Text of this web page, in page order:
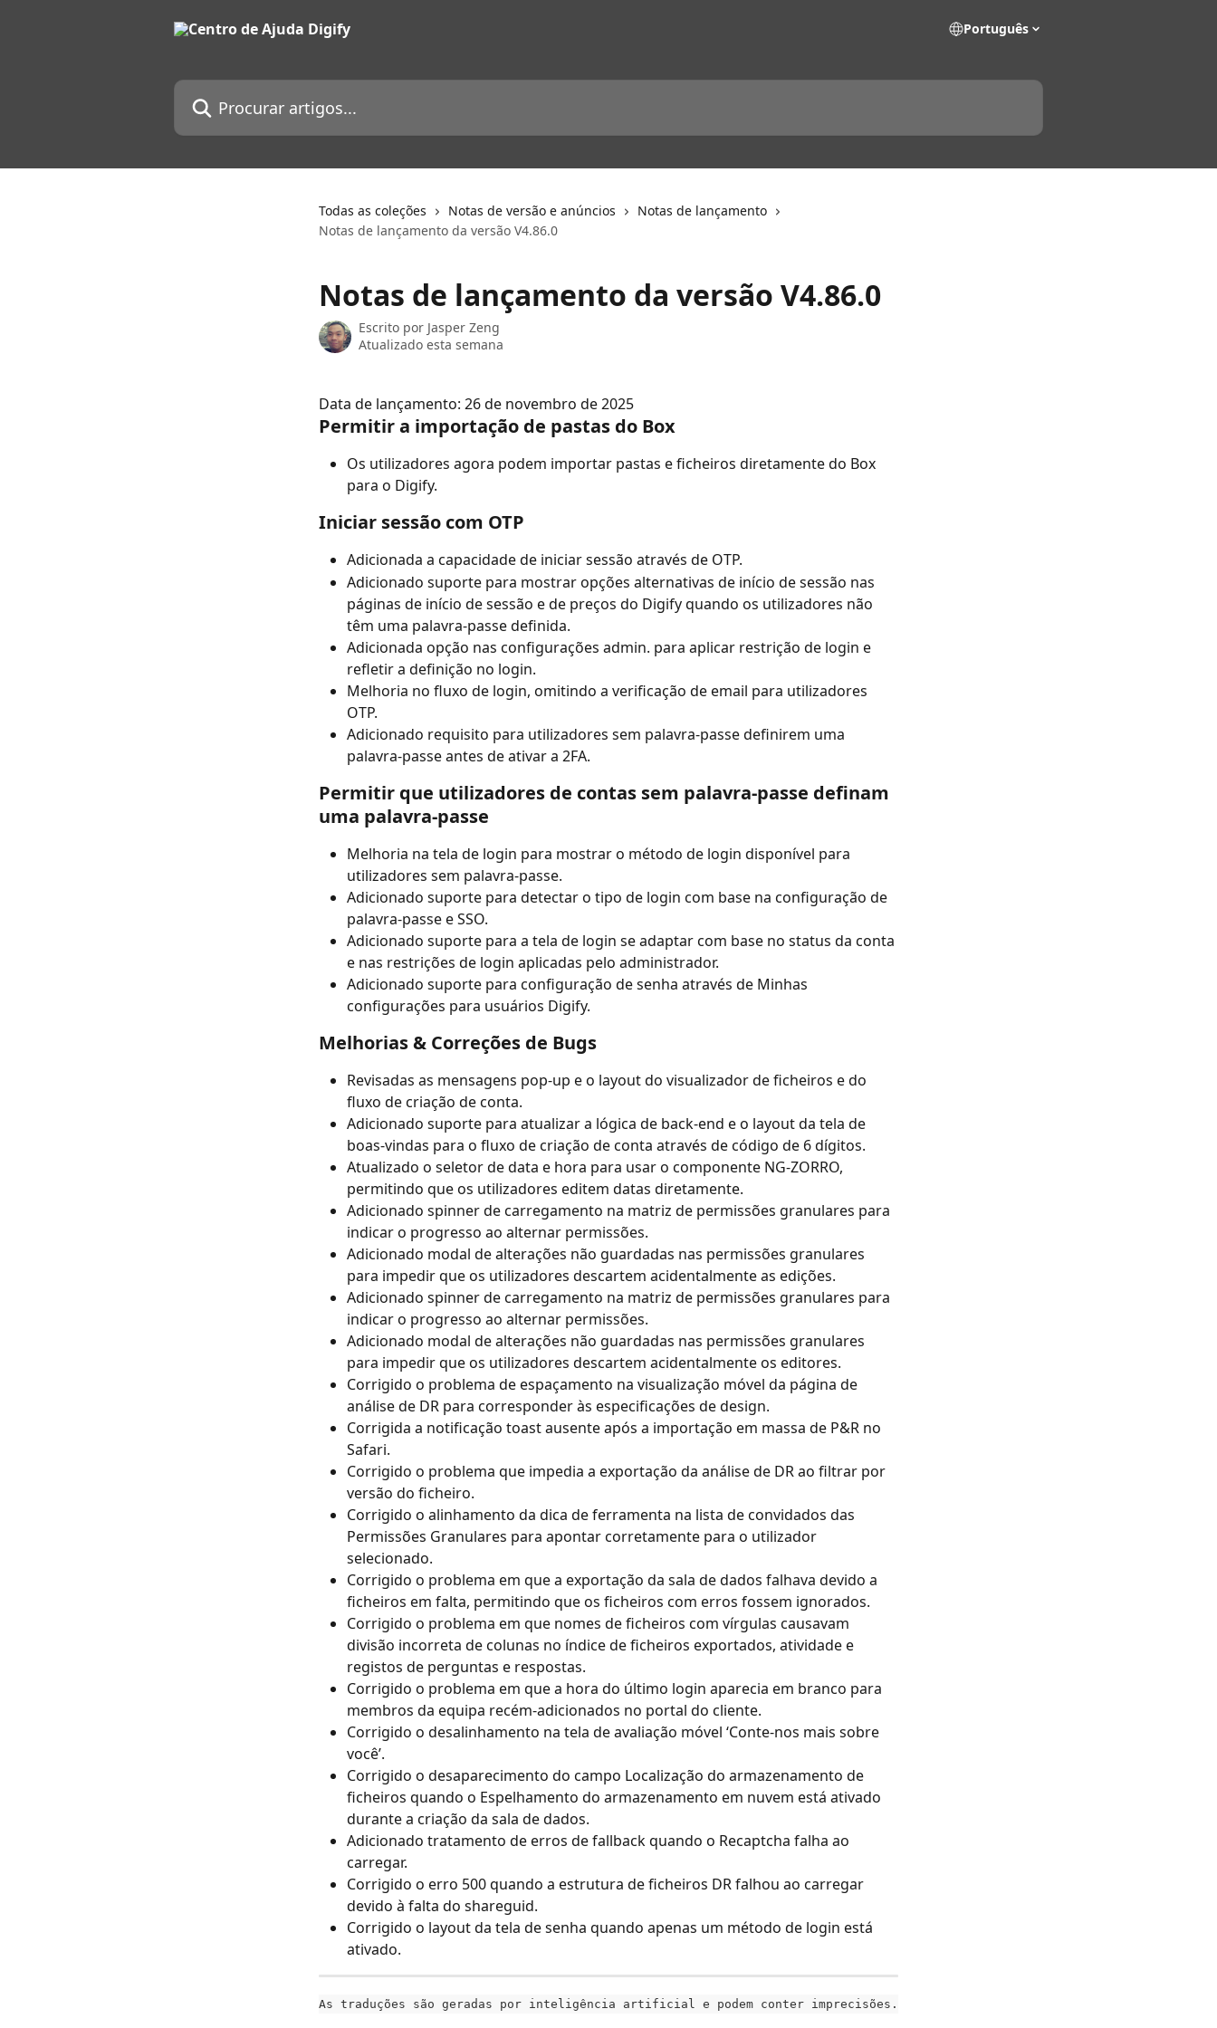
Português
Procurar artigos...
Todas as coleções Notas de versão e anúncios
Notas de lançamento
Notas de lançamento da versão V4.86.0
Notas de lançamento da versão V4.86.0
Escrito por Jasper Zeng
Atualizado esta semana
Data de lançamento: 26 de novembro de 2025
Permitir a importação de pastas do Box
Os utilizadores agora podem importar pastas e ficheiros diretamente do Box
para o Digify.
Iniciar sessão com OTP
Adicionada a capacidade de iniciar sessão através de OTP.
Adicionado suporte para mostrar opções alternativas de início de sessão nas
páginas de início de sessão e de preços do Digify quando os utilizadores não
têm uma palavra-passe definida.
Adicionada opção nas configurações admin. para aplicar restrição de login e
refletir a definição no login.
Melhoria no fluxo de login, omitindo a verificação de email para utilizadores
OTP.
Adicionado requisito para utilizadores sem palavra-passe definirem uma
palavra-passe antes de ativar a 2FA.
Permitir que utilizadores de contas sem palavra-passe definam
uma palavra-passe
Melhoria na tela de login para mostrar o método de login disponível para
utilizadores sem palavra-passe.
Adicionado suporte para detectar o tipo de login com base na configuração de
palavra-passe e SSO.
Adicionado suporte para a tela de login se adaptar com base no status da conta
e nas restrições de login aplicadas pelo administrador.
Adicionado suporte para configuração de senha através de Minhas
configurações para usuários Digify.
Melhorias & Correções de Bugs
Revisadas as mensagens pop-up e o layout do visualizador de ficheiros e do
fluxo de criação de conta.
Adicionado suporte para atualizar a lógica de back-end e o layout da tela de
boas-vindas para o fluxo de criação de conta através de código de 6 dígitos.
Atualizado o seletor de data e hora para usar o componente NG-ZORRO,
permitindo que os utilizadores editem datas diretamente.
Adicionado spinner de carregamento na matriz de permissões granulares para
indicar o progresso ao alternar permissões.
Adicionado modal de alterações não guardadas nas permissões granulares
para impedir que os utilizadores descartem acidentalmente as edições.
Adicionado spinner de carregamento na matriz de permissões granulares para
indicar o progresso ao alternar permissões.
Adicionado modal de alterações não guardadas nas permissões granulares
para impedir que os utilizadores descartem acidentalmente os editores.
Corrigido o problema de espaçamento na visualização móvel da página de
análise de DR para corresponder às especificações de design.
Corrigida a notificação toast ausente após a importação em massa de P&R no
Safari.
Corrigido o problema que impedia a exportação da análise de DR ao filtrar por
versão do ficheiro.
Corrigido o alinhamento da dica de ferramenta na lista de convidados das
Permissões Granulares para apontar corretamente para o utilizador
selecionado.
Corrigido o problema em que a exportação da sala de dados falhava devido a
ficheiros em falta, permitindo que os ficheiros com erros fossem ignorados.
Corrigido o problema em que nomes de ficheiros com vírgulas causavam
divisão incorreta de colunas no índice de ficheiros exportados, atividade e
registos de perguntas e respostas.
Corrigido o problema em que a hora do último login aparecia em branco para
membros da equipa recém-adicionados no portal do cliente.
Corrigido o desalinhamento na tela de avaliação móvel ‘Conte-nos mais sobre
você’.
Corrigido o desaparecimento do campo Localização do armazenamento de
ficheiros quando o Espelhamento do armazenamento em nuvem está ativado
durante a criação da sala de dados.
Adicionado tratamento de erros de fallback quando o Recaptcha falha ao
carregar.
Corrigido o erro 500 quando a estrutura de ficheiros DR falhou ao carregar
devido à falta do shareguid.
Corrigido o layout da tela de senha quando apenas um método de login está
ativado.
As traduções são geradas por inteligência artificial e podem conter imprecisões.